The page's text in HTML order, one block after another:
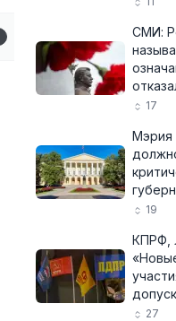
СМИ:
17
Мэрия
19
КПРФ,
27